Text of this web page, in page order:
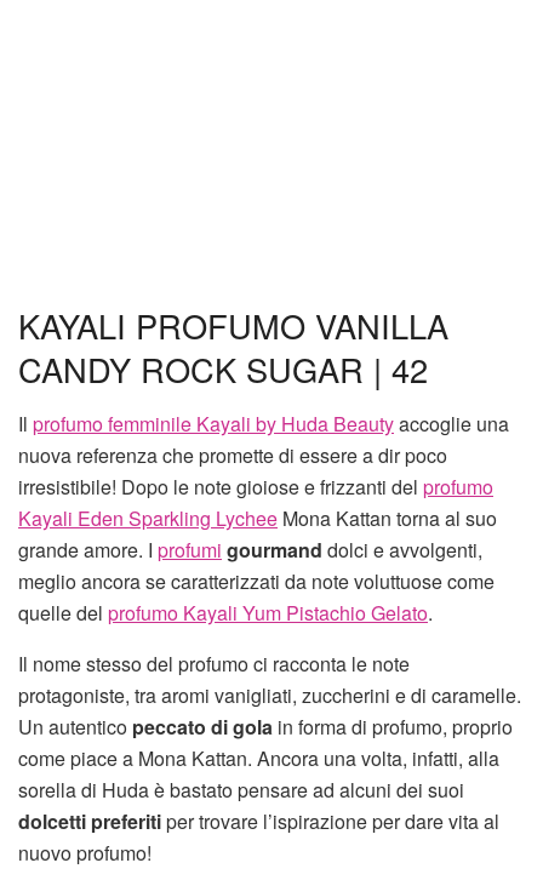
KAYALI PROFUMO VANILLA
CANDY ROCK SUGAR | 42
Il profumo femminile Kayali by Huda Beautyaccoglie una
nuova referenza che promette di essere a dir poco
irresistibile! Dopo le note gioiose e frizzanti del profumo
Kayali Eden Sparkling Lychee Mona Kattan torna al suo
grande amore. I profumi gourmand dolci e avvolgenti,
meglio ancora se caratterizzati da note voluttuose come
quelle del profumo Kayali Yum Pistachio Gelato.
Il nome stesso del profumo ci racconta le note
protagoniste, tra aromi vanigliati, zuccherini e di caramelle.
Un autentico peccato di gola in forma di profumo, proprio
come piace a Mona Kattan. Ancora una volta, infatti, alla
sorella di Huda è bastato pensare ad alcuni dei suoi
dolcetti preferitiper trovare l’ispirazione per dare vita al
nuovo profumo!